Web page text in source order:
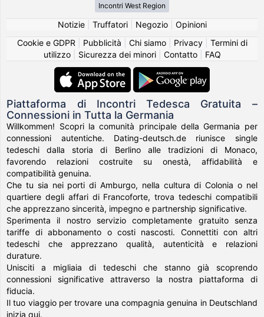
Incontri West Region
Notizie| Truffatori| Negozio| Opinioni
Cookie e GDPR
Pubblicità Chi siamo| Privacy| Termini di
utilizzo| Sicurezza dei minori| Contatto| FAQ
Piattaforma di Incontri Tedesca Gratuita –
Connessioni in Tutta la Germania
Willkommen! Scopri la comunità principale della Germania per
connessioni autentiche. Dating-deutsch.de riunisce single
tedeschi dalla storia di Berlino alle tradizioni di Monaco,
favorendo relazioni costruite su onestà, affidabilità e
compatibilità genuina.
Che tu sia nei porti di Amburgo, nella cultura di Colonia o nel
quartiere degli affari di Francoforte, trova tedeschi compatibili
che apprezzano sincerità, impegno e partnership significative.
Sperimenta il nostro servizio completamente gratuito senza
tariffe di abbonamento o costi nascosti. Connettiti con altri
tedeschi che apprezzano qualità, autenticità e relazioni
durature.
Unisciti a migliaia di tedeschi che stanno già scoprendo
connessioni significative attraverso la nostra piattaforma di
fiducia.
Il tuo viaggio per trovare una compagnia genuina in Deutschland
inizia qui.